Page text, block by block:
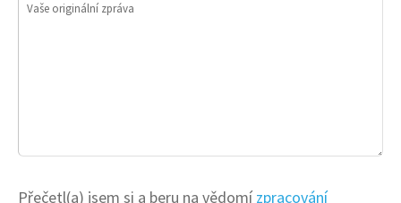
Vaše originální zpráva
Přečetl(a) jsem si a beru na vědomí zpracování